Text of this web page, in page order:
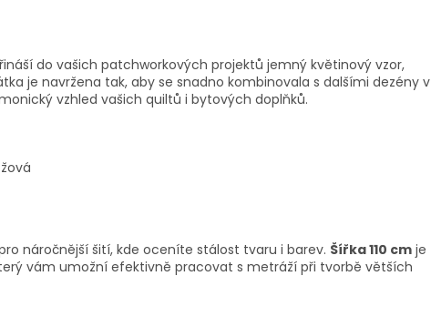
do vašich patchworkových projektů jemný květinový vzor,
je navržena tak, aby se snadno kombinovala s dalšími dezény v
vzhled vašich quiltů i bytových doplňků.
náročnější šití, kde oceníte stálost tvaru i barev. Šířka 110 cm je
vám umožní efektivně pracovat s metráží při tvorbě větších